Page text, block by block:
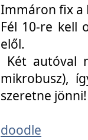
Immáron fix a
Fél 10-re kell
elől.
Két autóval
mikrobusz),
szeretne jönni!
doodle